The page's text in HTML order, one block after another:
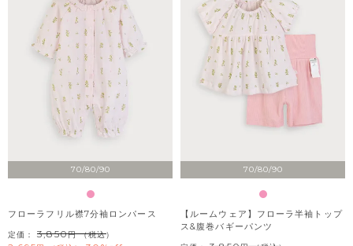
70/80/90
フローラフリル襟7分袖ロンパース
定価： 3,850 （税込）
70/80/90
【ルームウェア】フローラ半袖トップ
ス&腹巻バギーパンツ